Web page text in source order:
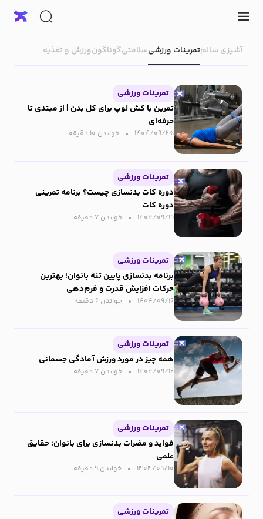
آشپزی سالمتمرینات ورزشیسلامتیگوناگونورزش و تغذیه
تمرینات ورزشی
تمرین با کش لوپ برای کل بدن | از مبتدی تا
حرفه‌ای
۱۴۰۴/۰۹/۲۵ خواندن ۱۰ دقیقه‌
تمرینات ورزشی
دوره کات بدنسازی چیست؟ برنامه تمرینی
دوره کات
۱۴۰۴/۰۹/۱۹ خواندن ۷ دقیقه‌
تمرینات ورزشی
برنامه بدنسازی پایین‌ تنه بانوان؛ بهترین
حرکات افزایش قدرت و فرم‌دهی
۱۴۰۴/۰۹/۱۶ خواندن ۶ دقیقه‌
تمرینات ورزشی
همه چیز در مورد ورزش آمادگی جسمانی
۱۴۰۴/۰۹/۱۲ خواندن ۷ دقیقه‌
تمرینات ورزشی
فواید و مضرات بدنسازی برای بانوان؛ حقایق
علمی
۱۴۰۴/۰۹/۱۰ خواندن ۹ دقیقه‌
تمرینات ورزشی